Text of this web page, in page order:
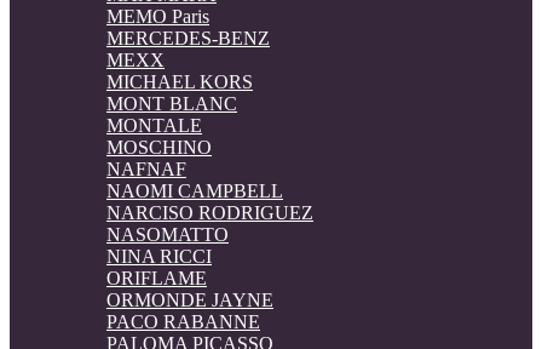
MEMO Paris
MERCEDES-BENZ
MEXX
MICHAEL KORS
MONT BLANC
MONTALE
MOSCHINO
NAFNAF
NAOMI CAMPBELL
NARCISO RODRIGUEZ
NASOMATTO
NINA RICCI
ORIFLAME
ORMONDE JAYNE
PACO RABANNE
PALOMA PICASSO